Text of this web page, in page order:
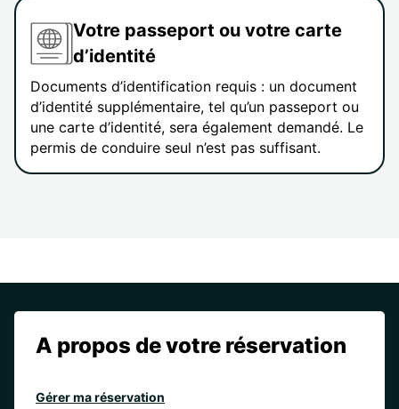
Votre passeport ou votre carte
d’identité
Documents d’identification requis : un document
d’identité supplémentaire, tel qu’un passeport ou
une carte d’identité, sera également demandé. Le
permis de conduire seul n’est pas suffisant.
A propos de votre réservation
Gérer ma réservation